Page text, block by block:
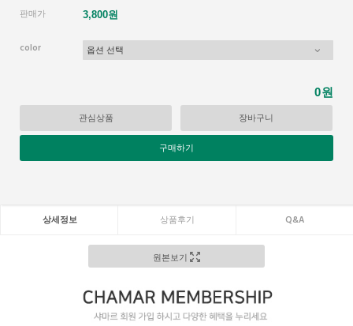
판매가
3,800원
color
0원
관심상품 장바구니
구매하기
상세정보 상품후기 Q&A
원본보기